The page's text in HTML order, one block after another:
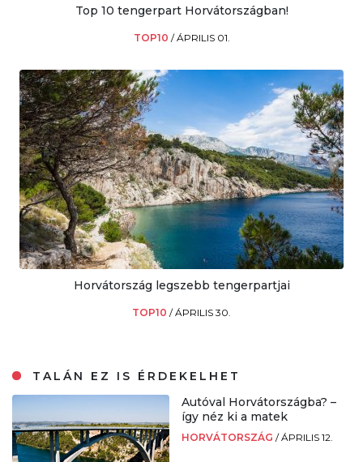
Top 10 tengerpart Horvátországban!
TOP10 /ÁPRILIS 01.
Horvátország legszebb tengerpartjai
TOP10 /ÁPRILIS 30.
TALÁN EZ IS ÉRDEKELHET
Autóval Horvátországba? –
így néz ki a matek
HORVÁTORSZÁG /ÁPRILIS 12.